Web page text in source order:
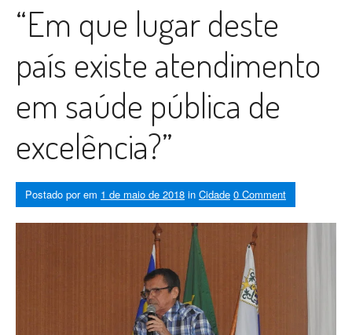
“Em que lugar deste
país existe atendimento
em saúde pública de
excelência?”
Postado porem 1 de maio de 2018 in Cidade 0 Comment